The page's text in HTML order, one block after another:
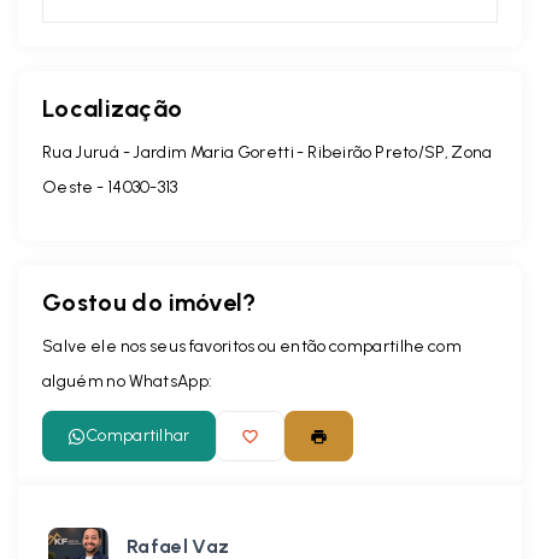
Localização
Rua Juruá - Jardim Maria Goretti - Ribeirão Preto/SP, Zona
Oeste - 14030-313
Gostou do imóvel?
Salve ele nos seus favoritos ou então compartilhe com
alguém no WhatsApp:
Compartilhar
Rafael Vaz